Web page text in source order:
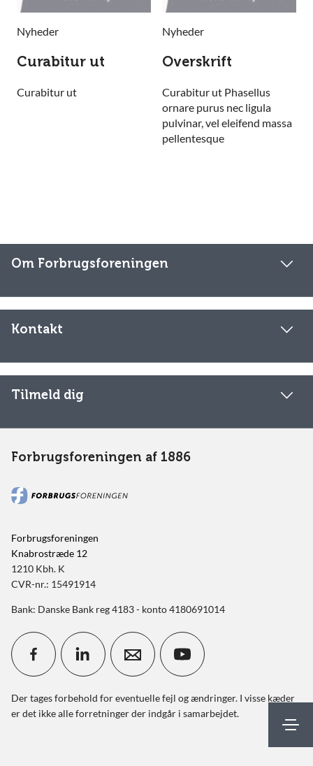
Nyheder
Curabitur ut
Curabitur ut
Nyheder
Overskrift
Curabitur ut Phasellus
ornare purus nec ligula
pulvinar, vel eleifend massa
pellentesque
Om Forbrugsforeningen
Kontakt
Tilmeld dig
Forbrugsforeningen af 1886
Forbrugsforeningen
Knabrostræde 12
1210 Kbh. K
CVR-nr.: 15491914
Bank: Danske Bank reg 4183 - konto 4180691014
Der tages forbehold for eventuelle fejl og ændringer. I visse kæder
er det ikke alle forretninger der indgår i samarbejdet.